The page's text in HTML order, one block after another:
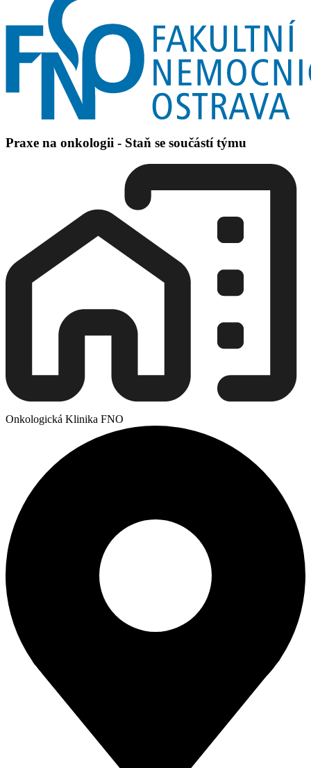
Praxe na onkologii - Staň se součástí týmu
Onkologická Klinika FNO